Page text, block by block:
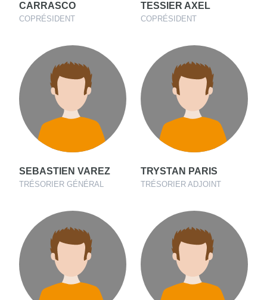
CARRASCO
COPRÉSIDENT
TESSIER AXEL
COPRÉSIDENT
SEBASTIEN VAREZ
TRÉSORIER GÉNÉRAL
TRYSTAN PARIS
TRÉSORIER ADJOINT